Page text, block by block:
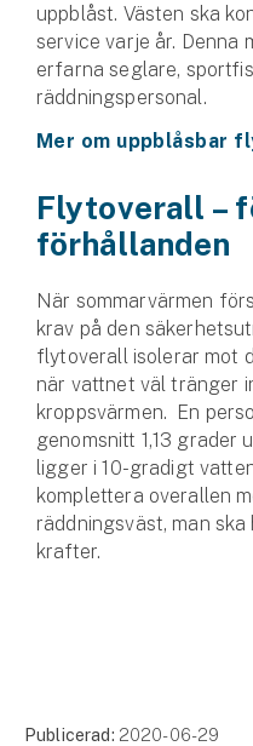
uppblåst. Västen ska
service varje år. Denna
erfarna seglare,
räddningspersonal.
Mer om uppblåsbar
Flytoverall –
förhållanden
När sommarvärmen
krav på den
flytoverall isolerar mot
när vattnet väl tränger
kroppsvärmen. En
genomsnitt 1,13 grader
ligger i 10-gradigt
komplettera overallen
räddningsväst, man
krafter.
Publicerad: 2020-06-29